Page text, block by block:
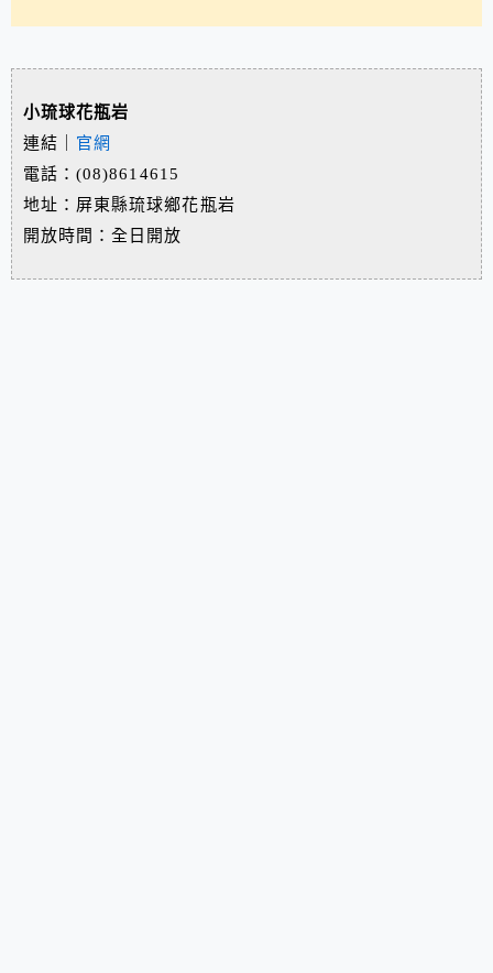
小琉球花瓶岩
連結｜ 官網
電話：(08)8614615
地址：屏東縣琉球鄉花瓶岩
開放時間：全日開放